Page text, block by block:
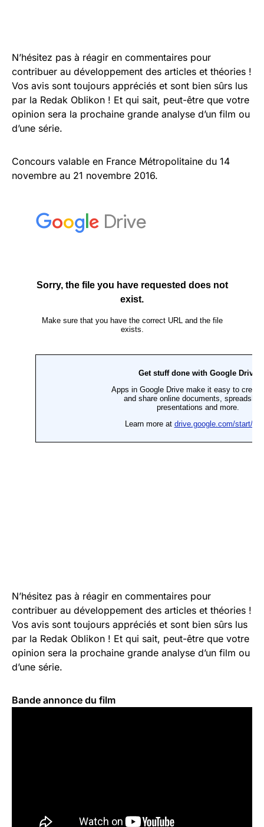
N’hésitez pas à réagir en commentaires pour
contribuer au développement des articles et théories !
Vos avis sont toujours appréciés et sont bien sûrs lus
par la Redak Oblikon ! Et qui sait, peut-être que votre
opinion sera la prochaine grande analyse d’un film ou
d’une série.
Concours valable en France Métropolitaine du 14
novembre au 21 novembre 2016.
N’hésitez pas à réagir en commentaires pour
contribuer au développement des articles et théories !
Vos avis sont toujours appréciés et sont bien sûrs lus
par la Redak Oblikon ! Et qui sait, peut-être que votre
opinion sera la prochaine grande analyse d’un film ou
d’une série.
Bande annonce du film